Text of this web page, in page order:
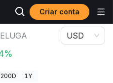
Criar conta
de Beluga Cat BELUGA
USD
200D 1Y